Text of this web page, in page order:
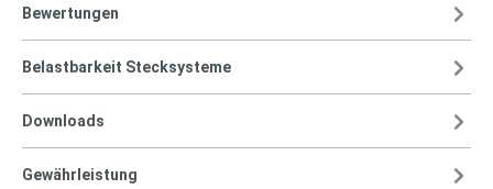
Bewertungen
Belastbarkeit Stecksysteme
Downloads
Gewährleistung